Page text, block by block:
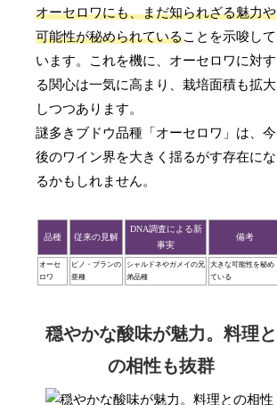
オーセロワにも、まだ知られざる魅力や
可能性が秘められていることを示唆して
います。これを機に、オーセロワに対す
る関心は一気に高まり、栽培面積も拡大
しつつあります。
謎多きブドウ品種「オーセロワ」は、今
後のワイン界を大きく揺るがす存在にな
るかもしれません。
品種 従来の見解
DNA調査による新
事実
備考
オーセ
ロワ
ピノ・ブランの
亜種
シャルドネやガメイの兄
弟品種
大きな可能性を秘め
ている
穏やかな酸味が魅力。料理と
の相性も抜群